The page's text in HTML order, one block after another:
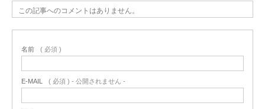
この記事へのコメントはありません。
名前 ( 必須 )
E-MAIL ( 必須 ) - 公開されません -